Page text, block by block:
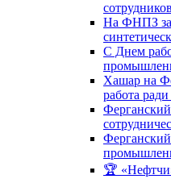
На ФНПЗ
С Днем
Хашар на
работа
🏆